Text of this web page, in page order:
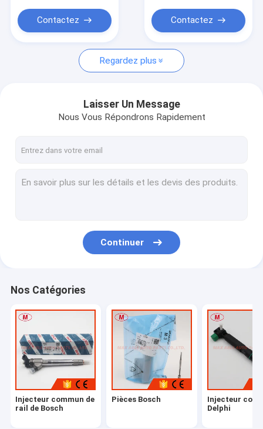
Injecteur commun de rail de Bosch
Pièces Bosch
Pièces Delphi
Turbocompresseur
soupape de manoeuvre
roue du compresseur à billet
Palier lisse/palier flottant
Contactez Contactez
Regardez plus
Laisser Un Message
Nous Vous Répondrons Rapidement
Continuer
Nos Catégories
Injecteur commun de
rail de Bosch
Pièces Bosch
Injecteur
Delphi